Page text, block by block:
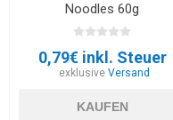
Noodles 60g
0,79€ inkl. Steuer
exklusiveVersand
KAUFEN